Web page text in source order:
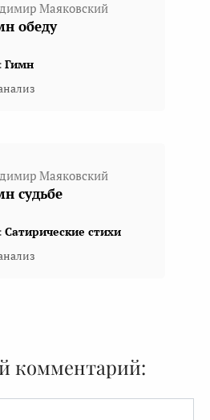
Маяковский
обеду
Гимн
Маяковский
судьбе
Сатирические стихи
комментарий: